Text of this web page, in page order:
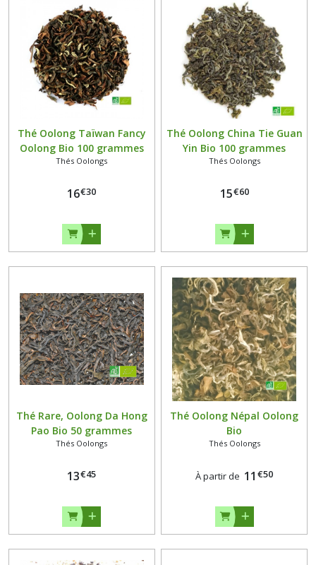
Thé Oolong Taïwan Fancy
Oolong Bio 100 grammes
Thés Oolongs
16€30
Thé Oolong China Tie Guan
Yin Bio 100 grammes
Thés Oolongs
15€60
Thé Rare, Oolong Da Hong
Pao Bio 50 grammes
Thés Oolongs
13€45
Thé Oolong Népal Oolong
Bio
Thés Oolongs
À partir de 11 €50